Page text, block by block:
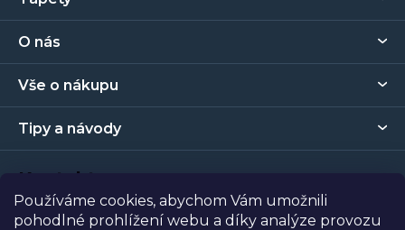
Používáme cookies, abychom Vám umožnili
pohodlné prohlížení webu a díky analýze provozu
a
í
O nás
Vše o nákupu
Tipy a návody
Kontakt